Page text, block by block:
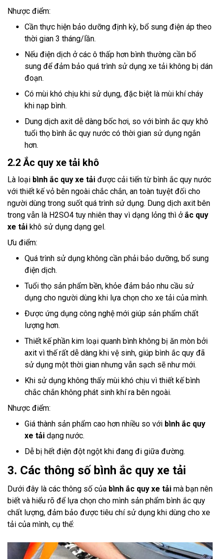
Nhược điểm:
Cần thực hiện bảo dưỡng định kỳ, bổ sung điện áp theo
thời gian 3 tháng/lần.
Nếu điện dịch ở các ô thấp hơn bình thường cần bổ
sung để đảm bảo quá trình sử dụng xe tải không bị dán
đoạn.
Có mùi khó chịu khi sử dụng, đặc biệt là mùi khí cháy
khi nạp bình.
Dung dịch axit dễ dàng bốc hơi, so với bình ắc quy khô
tuổi thọ bình ắc quy nước có thời gian sử dụng ngắn
hơn.
2.2 Ắc quy xe tải khô
Là loại bình ắc quy xe tải được cải tiến từ bình ắc quy nước
với thiết kế vỏ bên ngoài chắc chắn, an toàn tuyệt đối cho
người dùng trong suốt quá trình sử dụng. Dung dịch axit bên
trong vẫn là H2SO4 tuy nhiên thay vì dạng lỏng thì ởắc quy
xe tải khô sử dụng dạng gel.
Ưu điểm:
Quá trình sử dụng không cần phải bảo dưỡng, bổ sung
điện dịch.
Tuổi thọ sản phẩm bền, khỏe đảm bảo nhu cầu sử
dụng cho người dùng khi lựa chọn cho xe tải của mình.
Được ứng dụng công nghệ mới giúp sản phẩm chất
lượng hơn.
Thiết kế phần kim loại quanh bình không bị ăn mòn bởi
axit vì thế rất dễ dàng khi vệ sinh, giúp bình ắc quy đã
sử dụng một thời gian nhưng vẫn sạch sẽ như mới.
Khi sử dụng không thấy mùi khó chịu vì thiết kế bình
chắc chắn không phát sinh khí ra bên ngoài.
Nhược điểm:
Giá thành sản phẩm cao hơn nhiều so với bình ắc quy
xe tải dạng nước.
Dễ bị hết điện đột ngột khi đang đi giữa đường.
3. Các thông số bình ắc quy xe tải
Dưới đây là các thông số của bình ắc quy xe tải mà bạn nên
biết và hiểu rõ để lựa chọn cho mình sản phẩm bình ắc quy
chất lượng, đảm bảo được tiêu chí sử dụng khi dùng cho xe
tải của mình, cụ thể: